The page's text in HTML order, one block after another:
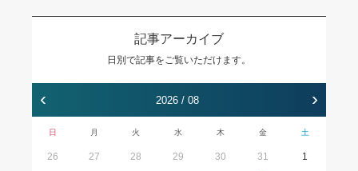
記事アーカイブ
日別で記事をご覧いただけます。
‹ 2026 / 08 ›
日 月 火 水 木 金 土
26 27 28 29 30 31 1